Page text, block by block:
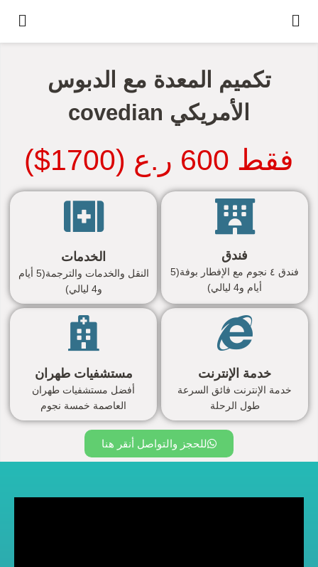
تكميم المعدة مع الدبوس
الأمريكي covedian
فقط 600 ر.ع (1700$)
فندق
فندق ٤ نجوم مع الإفطار بوفة(5
أيام و4 ليالي)
الخدمات
النقل والخدمات والترجمة(5 أيام
و4 ليالي)
خدمة الإنترنت
خدمة الإنترنت فائق السرعة
طول الرحلة
مستشفيات طهران
أفضل مستشفيات طهران
العاصمة خمسة نجوم
للحجز والتواصل أنقر هنا